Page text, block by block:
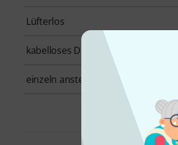
Lüfterlos
kabelloses DMX
einzeln ansteuerbare LEDs